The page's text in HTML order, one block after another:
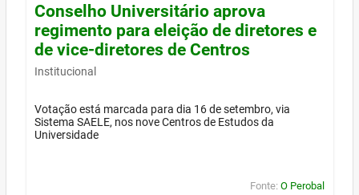
Conselho Universitário aprova
regimento para eleição de diretores e
de vice-diretores de Centros
Institucional
Votação está marcada para dia 16 de setembro, via
Sistema SAELE, nos nove Centros de Estudos da
Universidade
Fonte: O Perobal